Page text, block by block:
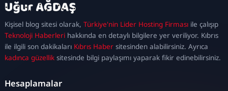
Kişisel blog sitesi olarak,Türkiye'nin Lider Hosting Firması ile çalışıp
Teknoloji Haberleri hakkında en detaylı bilgilere yer veriliyor. Kıbrıs
ile ilgili son dakikaları Kıbrıs Haber sitesinden alabilirsiniz. Ayrıca
kadınca güzellik sitesinde bilgi paylaşımı yaparak fikir edinebilirsiniz.
kadıköy
escortmaltepe
escortataşehir
escortümraniye
escort
Hesaplamalar